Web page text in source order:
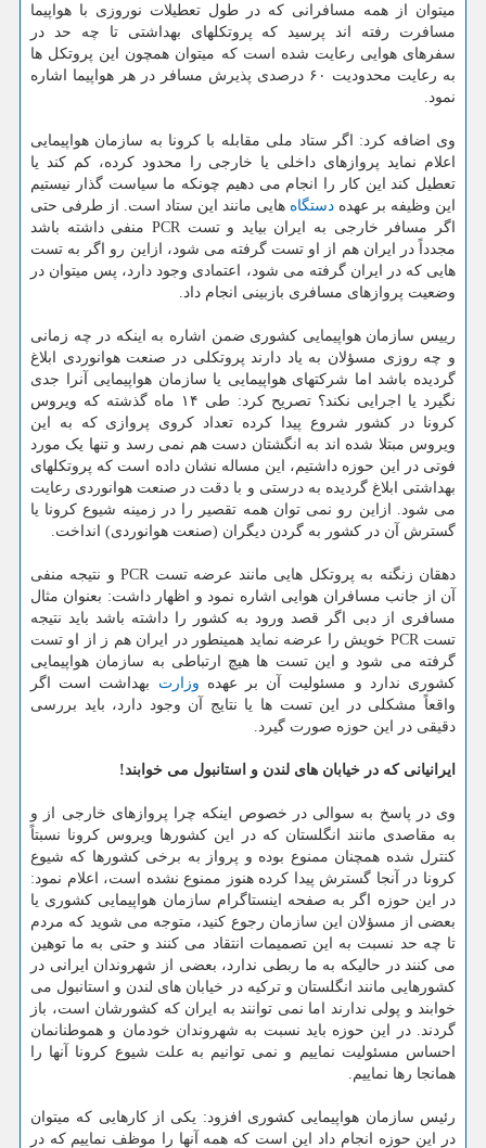
میتوان از همه مسافرانی که در طول تعطیلات نوروزی با هواپیما
مسافرت رفته اند پرسید که پروتکلهای بهداشتی تا چه حد در
سفرهای هوایی رعایت شده است که میتوان همچون این پروتکل ها
به رعایت محدودیت ۶۰ درصدی پذیرش مسافر در هر هواپیما اشاره
نمود.
وی اضافه کرد: اگر ستاد ملی مقابله با کرونا به سازمان هواپیمایی
اعلام نماید پروازهای داخلی یا خارجی را محدود کرده، کم کند یا
تعطیل کند این کار را انجام می دهیم چونکه ما سیاست گذار نیستیم
این وظیفه بر عهده دستگاه هایی مانند این ستاد است. از طرفی حتی
اگر مسافر خارجی به ایران بیاید و تست PCR منفی داشته باشد
مجدداً در ایران هم از او تست گرفته می شود، ازاین رو اگر به تست
هایی که در ایران گرفته می شود، اعتمادی وجود دارد، پس میتوان در
وضعیت پروازهای مسافری بازبینی انجام داد.
رییس سازمان هواپیمایی کشوری ضمن اشاره به اینکه در چه زمانی
و چه روزی مسؤلان به یاد دارند پروتکلی در صنعت هوانوردی ابلاغ
گردیده باشد اما شرکتهای هواپیمایی یا سازمان هواپیمایی آنرا جدی
نگیرد یا اجرایی نکند؟ تصریح کرد: طی ۱۴ ماه گذشته که ویروس
کرونا در کشور شروع پیدا کرده تعداد کروی پروازی که به این
ویروس مبتلا شده اند به انگشتان دست هم نمی رسد و تنها یک مورد
فوتی در این حوزه داشتیم، این مساله نشان داده است که پروتکلهای
بهداشتی ابلاغ گردیده به درستی و با دقت در صنعت هوانوردی رعایت
می شود. ازاین رو نمی توان همه تقصیر را در زمینه شیوع کرونا یا
گسترش آن در کشور به گردن دیگران (صنعت هوانوردی) انداخت.
دهقان زنگنه به پروتکل هایی مانند عرضه تست PCR و نتیجه منفی
آن از جانب مسافران هوایی اشاره نمود و اظهار داشت: بعنوان مثال
مسافری از دبی اگر قصد ورود به کشور را داشته باشد باید نتیجه
تست PCR خویش را عرضه نماید همینطور در ایران هم ز از او تست
گرفته می شود و این تست ها هیچ ارتباطی به سازمان هواپیمایی
کشوری ندارد و مسئولیت آن بر عهده وزارت بهداشت است اگر
واقعاً مشکلی در این تست ها یا نتایج آن وجود دارد، باید بررسی
دقیقی در این حوزه صورت گیرد.
ایرانیانی که در خیابان های لندن و استانبول می خوابند!
وی در پاسخ به سوالی در خصوص اینکه چرا پروازهای خارجی از و
به مقاصدی مانند انگلستان که در این کشورها ویروس کرونا نسبتاً
کنترل شده همچنان ممنوع بوده و پرواز به برخی کشورها که شیوع
کرونا در آنجا گسترش پیدا کرده هنوز ممنوع نشده است، اعلام نمود:
در این حوزه اگر به صفحه اینستاگرام سازمان هواپیمایی کشوری یا
بعضی از مسؤلان این سازمان رجوع کنید، متوجه می شوید که مردم
تا چه حد نسبت به این تصمیمات انتقاد می کنند و حتی به ما توهین
می کنند در حالیکه به ما ربطی ندارد، بعضی از شهروندان ایرانی در
کشورهایی مانند انگلستان و ترکیه در خیابان های لندن و استانبول می
خوابند و پولی ندارند اما نمی توانند به ایران که کشورشان است، باز
گردند. در این حوزه باید نسبت به شهروندان خودمان و هموطنانمان
احساس مسئولیت نماییم و نمی توانیم به علت شیوع کرونا آنها را
همانجا رها نماییم.
رئیس سازمان هواپیمایی کشوری افزود: یکی از کارهایی که میتوان
در این حوزه انجام داد این است که همه آنها را موظف نماییم که در